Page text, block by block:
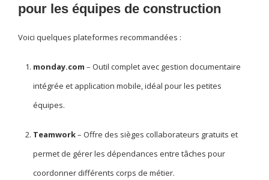
pour les équipes de construction
Voici quelques plateformes recommandées :
monday.com – Outil complet avec gestion documentaire
intégrée et application mobile, idéal pour les petites
équipes.
Teamwork– Offre des sièges collaborateurs gratuits et
permet de gérer les dépendances entre tâches pour
coordonner différents corps de métier.